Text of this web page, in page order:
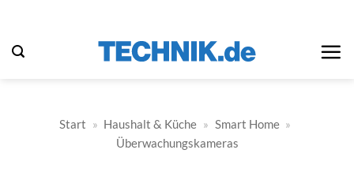
springen
Start » Haushalt & Küche » Smart Home »
Überwachungskameras